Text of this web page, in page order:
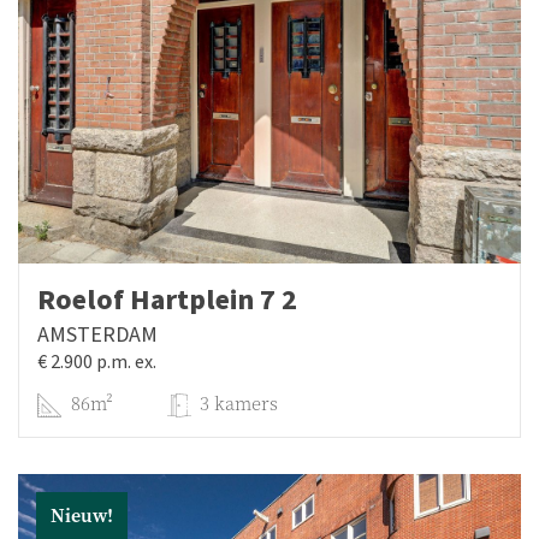
geen enkele aansprakelijkheid aanvaard voor enige
onvolledigheid, onjuistheid of anderszins, dan wel de
gevolgen daarvan.
Alle opgegeven maten en oppervlakten zijn indicatief. De
gebruiksoppervlakte is berekend conform de branche
vastgestelde NEN2580-norm. De oppervlakte kan derhalve
afwijken van vergelijkbare panden en/of oude referenties.
Dit heeft vooral te maken met deze (nieuwe)
rekenmethode. Wij doen ons uiterste best de juiste
oppervlakte te berekenen en zoveel mogelijk te
ondersteunen door het plaatsen van plattegronden met
maatvoering. Doch willen wij benadrukken dat aan enig
verschil tussen de opgegeven en de werkelijke grootte
geen rechten kunnen worden ontleend.
Koper heeft zijn eigen onderzoekplicht naar alle zaken die
woning is de makelaar adviseur van verkoper. Wij
adviseren u een deskundige (NVM-)makelaar in te
Roelof Hartplein 7 2
AMSTERDAM
€ 2.900 p.m. ex.
86m² 3 kamers
Nieuw!